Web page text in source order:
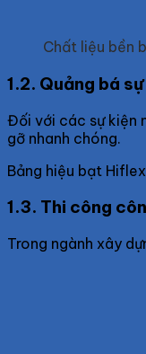
Chất liệu bền
1.2. Quảng bá
Đối với các sự kiện
gỡ nhanh chóng.
Bảng hiệu bạt
1.3. Thi công
Trong ngành xây